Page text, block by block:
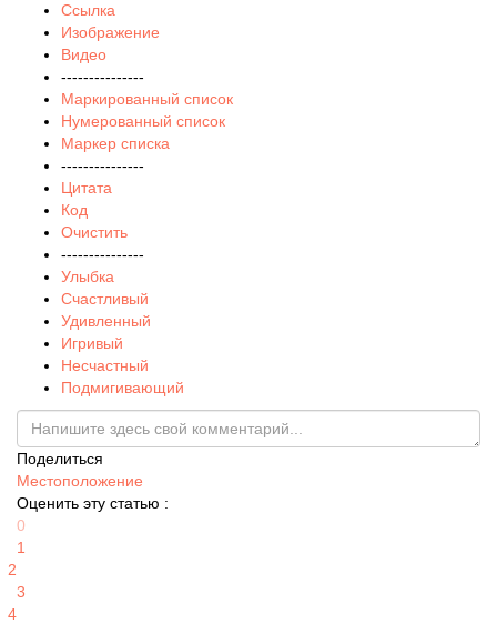
Ссылка
Изображение
Видео
---------------
Маркированный список
Нумерованный список
Маркер списка
---------------
Цитата
Код
Очистить
---------------
Улыбка
Счастливый
Удивленный
Игривый
Несчастный
Подмигивающий
Поделиться
Местоположение
Оценить эту статью :
0
1
2
3
4